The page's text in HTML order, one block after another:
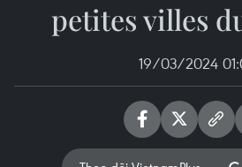
petites villes
19/03/2024